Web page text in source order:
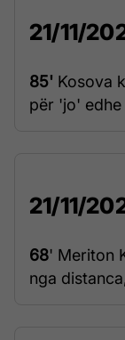
21/11/
85' Kosova
për 'jo'
21/11/
68' Meriton
nga